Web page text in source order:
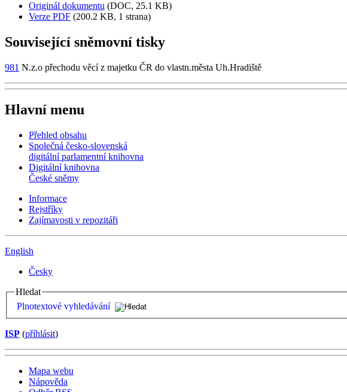
Originál dokumentu (DOC, 25.1 KB)
Verze PDF (200.2 KB, 1 strana)
Související sněmovní tisky
981 N.z.o přechodu věcí z majetku ČR do vlastn.města Uh.Hradiště
Hlavní menu
Přehled obsahu
Společná česko-slovenská
digitální parlamentní knihovna
Digitální knihovna
České sněmy
Informace
Rejstříky
Zajímavosti v repozitáři
English
Česky
Hledat
Plnotextové vyhledávání
ISP (příhlásit)
Mapa webu
Nápověda